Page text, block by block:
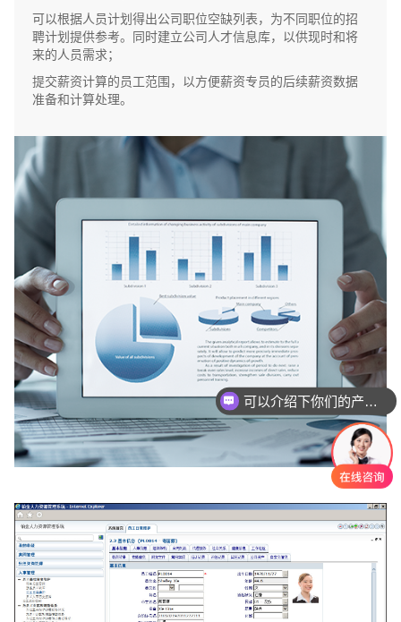
可以根据人员计划得出公司职位空缺列表，为不同职位的招
聘计划提供参考。同时建立公司人才信息库，以供现时和将
来的人员需求；
提交薪资计算的员工范围，以方便薪资专员的后续薪资数据
准备和计算处理。